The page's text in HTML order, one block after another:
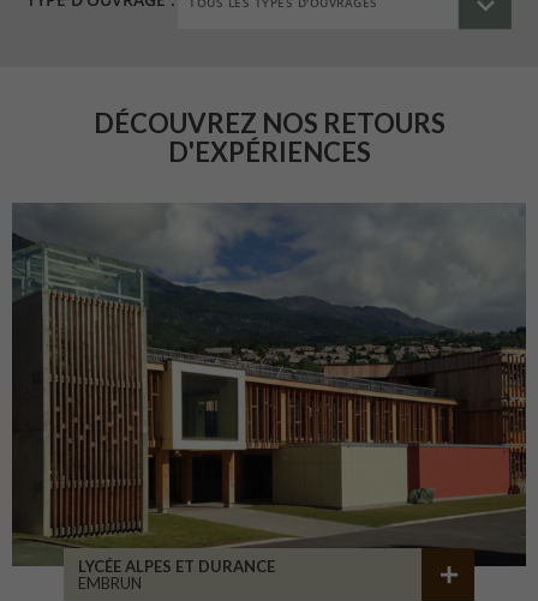
DÉCOUVREZ NOS RETOURS
D'EXPÉRIENCES
LYCÉE ALPES ET DURANCE
EMBRUN